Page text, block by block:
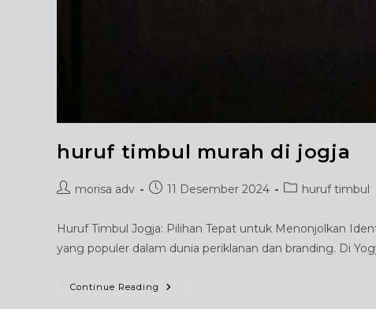
huruf timbul murah di jogja
Postmorisa adv
Post11 Desember 2024
Posthuruf timbul
Huruf Timbul Jogja: Pilihan Tepat untuk Menonjolkan
yang populer dalam dunia periklanan dan branding. Di
Continue Reading Huruf